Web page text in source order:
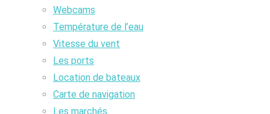
Webcams
Température de l’eau
Vitesse du vent
Les ports
Location de bateaux
Carte de navigation
Les marchés